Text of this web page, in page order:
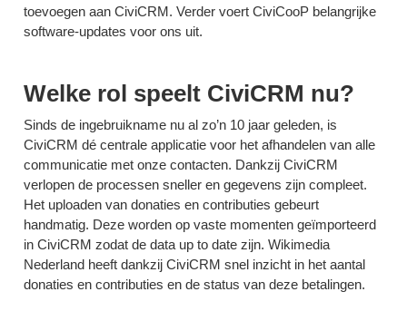
toevoegen aan CiviCRM. Verder voert CiviCooP belangrijke
software-updates voor ons uit.
Welke rol speelt CiviCRM nu?
Sinds de ingebruikname nu al zo’n 10 jaar geleden, is
CiviCRM dé centrale applicatie voor het afhandelen van alle
communicatie met onze contacten. Dankzij CiviCRM
verlopen de processen sneller en gegevens zijn compleet.
Het uploaden van donaties en contributies gebeurt
handmatig. Deze worden op vaste momenten geïmporteerd
in CiviCRM zodat de data up to date zijn. Wikimedia
Nederland heeft dankzij CiviCRM snel inzicht in het aantal
donaties en contributies en de status van deze betalingen.